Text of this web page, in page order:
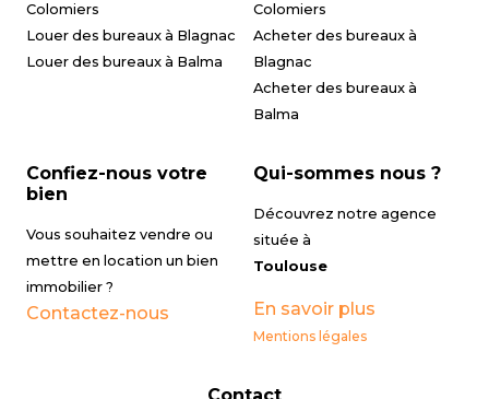
Colomiers
Louer des bureaux à Blagnac
Louer des bureaux à Balma
Colomiers
Acheter des bureaux à
Blagnac
Acheter des bureaux à
Balma
Confiez-nous votre
bien
Vous souhaitez vendre ou
mettre en location un bien
immobilier ?
Contactez-nous
Qui-sommes nous ?
Découvrez notre agence
située à
Toulouse
En savoir plus
Mentions légales